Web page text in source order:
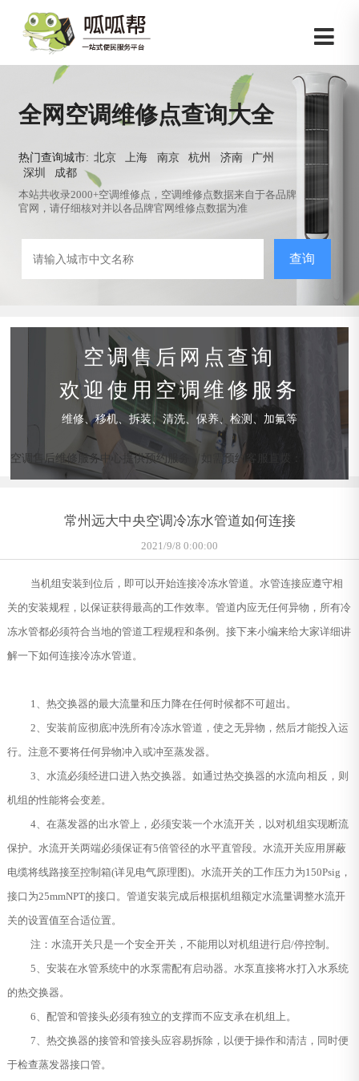
全网空调维修点查询大全
热门查询城市: 北京 上海 南京 杭州 济南
广州
深圳
成都
本站共收录2000+空调维修点，空调维修点数据来自于各品牌
官网，请仔细核对并以各品牌官网维修点数据为准
查询
空调售后网点查询
欢迎使用空调维修服务
维修、移机、拆装、清洗、保养、检测、加氟等
空调售后维修服务中心提供预约服务，如需预约客服直拨：
常州远大中央空调冷冻水管道如何连接
2021/9/8 0:00:00
当机组安装到位后，即可以开始连接冷冻水管道。水管连接应遵守相
关的安装规程，以保证获得最高的工作效率。管道内应无任何异物，所有冷
冻水管都必须符合当地的管道工程规程和条例。接下来小编来给大家详细讲
解一下如何连接冷冻水管道。
1、热交换器的最大流量和压力降在任何时候都不可超出。
2、安装前应彻底冲洗所有冷冻水管道，使之无异物，然后才能投入运
行。注意不要将任何异物冲入或冲至蒸发器。
3、水流必须经进口进入热交换器。如通过热交换器的水流向相反，则
机组的性能将会变差。
4、在蒸发器的出水管上，必须安装一个水流开关，以对机组实现断流
保护。水流开关两端必须保证有5倍管径的水平直管段。水流开关应用屏蔽
电缆将线路接至控制箱(详见电气原理图)。水流开关的工作压力为150Psig，
接口为25mmNPT的接口。管道安装完成后根据机组额定水流量调整水流开
关的设置值至合适位置。
注：水流开关只是一个安全开关，不能用以对机组进行启/停控制。
5、安装在水管系统中的水泵需配有启动器。水泵直接将水打入水系统
的热交换器。
6、配管和管接头必须有独立的支撑而不应支承在机组上。
7、热交换器的接管和管接头应容易拆除，以便于操作和清洁，同时便
于检查蒸发器接口管。